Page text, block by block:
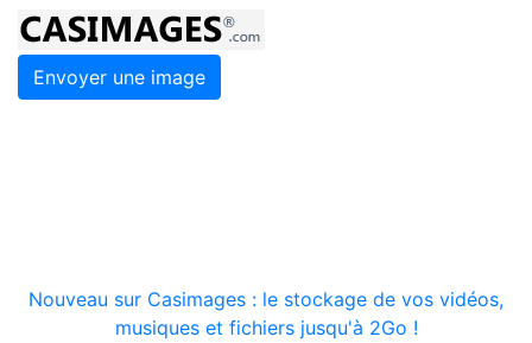
Envoyer une image
Nouveau sur Casimages : le stockage de vos vidéos,
musiques et fichiers jusqu'à 2Go !